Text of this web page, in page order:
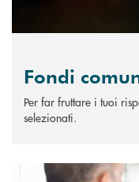
Fondi
Per far fruttare i tuoi
selezionati.
Scopri di più Polizze vita